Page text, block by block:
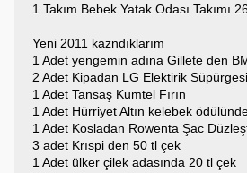
1 Takım Bebek Yatak Odası Takımı
Yeni 2011 kazndıklarım
1 Adet yengemin adına Gillete den
2 Adet Kipadan LG Elektirik Süpürgesi
1 Adet Tansaş Kumtel Fırın
1 Adet Hürriyet Altın kelebek
1 Adet Kosladan Rowenta Şac
3 adet Krıspi den 50 tl çek
1 Adet ülker çilek adasında 20 tl çek